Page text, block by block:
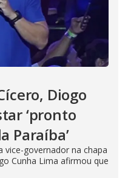
Diogo
‘pronto
Paraíba’
vice-governador na chapa
Cunha Lima afirmou que